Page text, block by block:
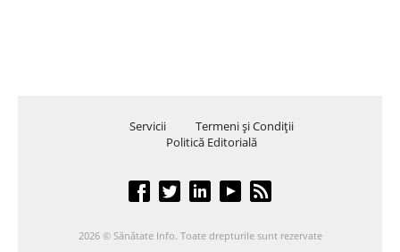
Servicii
Termeni şi Condiţii
Politică Editorială
2026 © Sănătate Info. Toate drepturile sunt rezervate